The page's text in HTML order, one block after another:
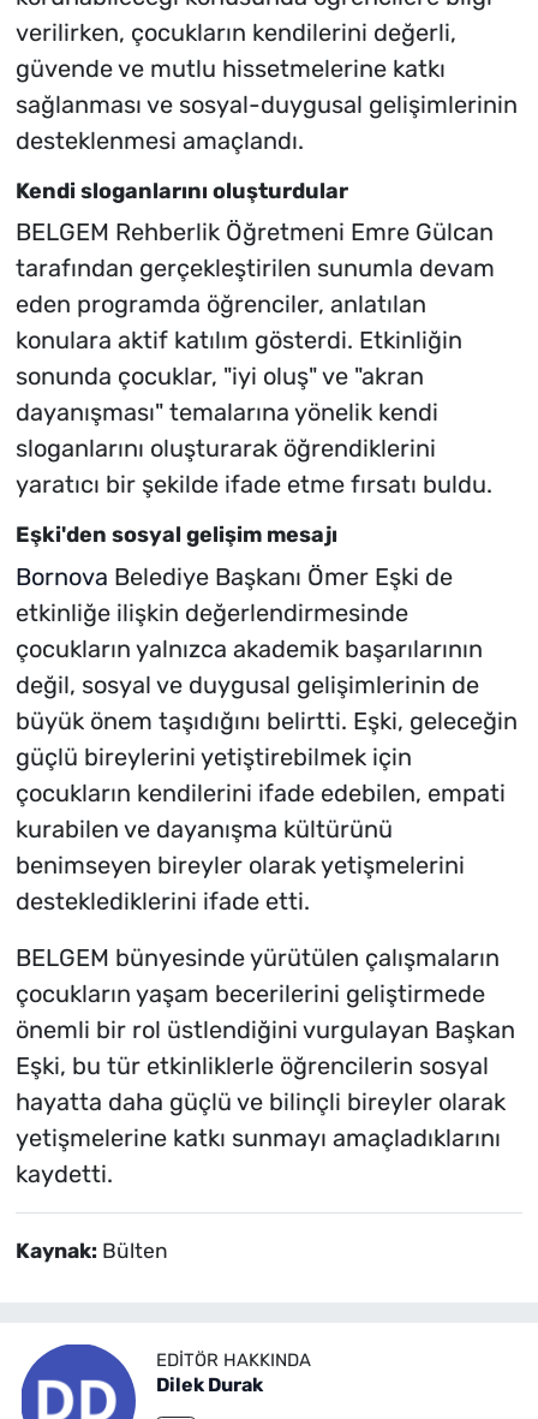
verilirken, çocukların kendilerini değerli,
güvende ve mutlu hissetmelerine katkı
sağlanması ve sosyal-duygusal gelişimlerinin
desteklenmesi amaçlandı.
Kendi sloganlarını oluşturdular
BELGEM Rehberlik Öğretmeni Emre Gülcan
tarafından gerçekleştirilen sunumla devam
eden programda öğrenciler, anlatılan
konulara aktif katılım gösterdi. Etkinliğin
sonunda çocuklar, "iyi oluş" ve "akran
dayanışması" temalarına yönelik kendi
sloganlarını oluşturarak öğrendiklerini
yaratıcı bir şekilde ifade etme fırsatı buldu.
Eşki'den sosyal gelişim mesajı
Bornova Belediye Başkanı Ömer Eşki de
etkinliğe ilişkin değerlendirmesinde
çocukların yalnızca akademik başarılarının
değil, sosyal ve duygusal gelişimlerinin de
büyük önem taşıdığını belirtti. Eşki, geleceğin
güçlü bireylerini yetiştirebilmek için
çocukların kendilerini ifade edebilen, empati
kurabilen ve dayanışma kültürünü
benimseyen bireyler olarak yetişmelerini
desteklediklerini ifade etti.
BELGEM bünyesinde yürütülen çalışmaların
çocukların yaşam becerilerini geliştirmede
önemli bir rol üstlendiğini vurgulayan Başkan
Eşki, bu tür etkinliklerle öğrencilerin sosyal
hayatta daha güçlü ve bilinçli bireyler olarak
yetişmelerine katkı sunmayı amaçladıklarını
kaydetti.
Kaynak: Bülten
EDITÖR HAKKINDA
Dilek Durak